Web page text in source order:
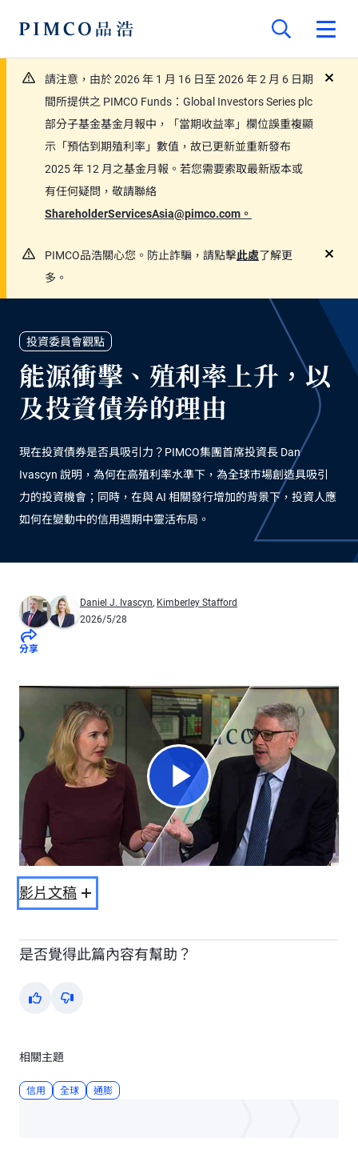
請注意，由於 2026 年 1 月 16 日至 2026 年 2 月 6 日期
間所提供之 PIMCO Funds：Global Investors Series plc
部分子基金基金月報中，「當期收益率」欄位誤重複顯
示「預估到期殖利率」數值，故已更新並重新發布
2025 年 12 月之基金月報。若您需要索取最新版本或
有任何疑問，敬請聯絡
ShareholderServicesAsia@pimco.com。
PIMCO品浩關心您。防止詐騙，請點擊此處了解更
多。
投資委員會觀點
能源衝擊、殖利率上升，以
及投資債券的理由
現在投資債券是否具吸引力？PIMCO集團首席投資長 Dan
Ivascyn 說明，為何在高殖利率水準下，為全球市場創造具吸引
力的投資機會；同時，在與 AI 相關發行增加的背景下，投資人應
如何在變動中的信用週期中靈活布局。
Daniel J. Ivascyn, Kimberley Stafford
2026/5/28
分享
Play
影片文稿
是否覺得此篇內容有幫助？
Yes No
相關主題
信用 全球 通膨